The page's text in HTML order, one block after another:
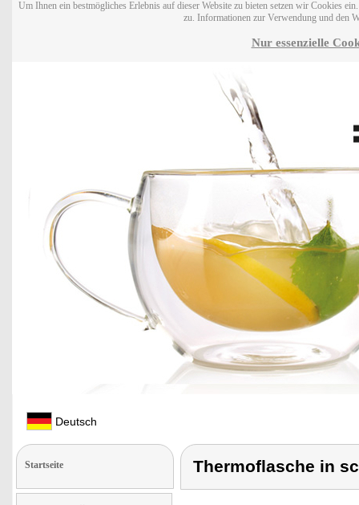
Um Ihnen ein bestmögliches Erlebnis auf dieser Website zu bieten setzen wir Cookies
zu. Informationen zur Verwendung und den
Nur essenzielle
Deutsch
Startseite Thermoflasche in